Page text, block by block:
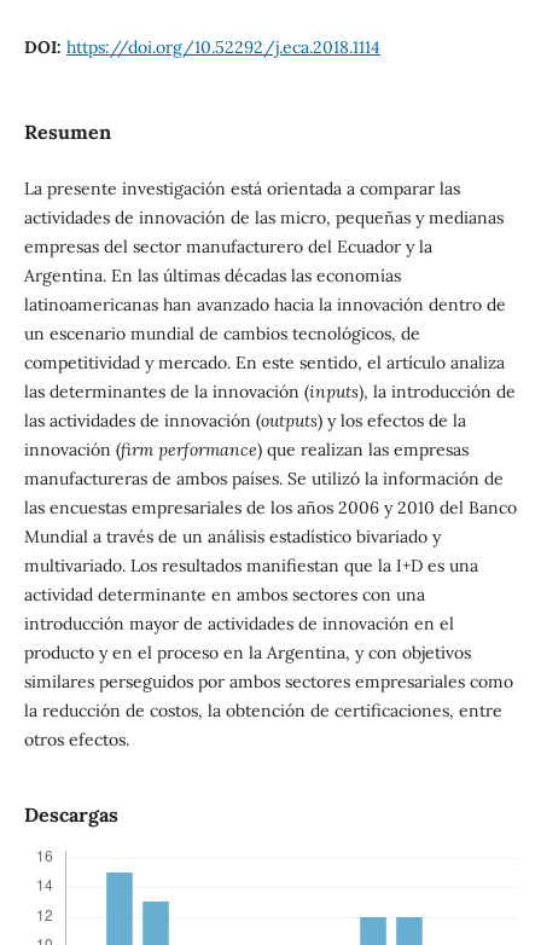
DOI: https://doi.org/10.52292/j.eca.2018.1114
Resumen
La presente investigación está orientada a comparar las
actividades de innovación de las micro, pequeñas y medianas
empresas del sector manufacturero del Ecuador y la
Argentina. En las últimas décadas las economías
latinoamericanas han avanzado hacia la innovación dentro de
un escenario mundial de cambios tecnológicos, de
competitividad y mercado. En este sentido, el artículo analiza
las determinantes de la innovación (inputs), la introducción de
las actividades de innovación (outputs) y los efectos de la
innovación (firm performance) que realizan las empresas
manufactureras de ambos países. Se utilizó la información de
las encuestas empresariales de los años 2006 y 2010 del Banco
Mundial a través de un análisis estadístico bivariado y
multivariado. Los resultados manifiestan que la I+D es una
actividad determinante en ambos sectores con una
introducción mayor de actividades de innovación en el
producto y en el proceso en la Argentina, y con objetivos
similares perseguidos por ambos sectores empresariales como
la reducción de costos, la obtención de certificaciones, entre
otros efectos.
Descargas